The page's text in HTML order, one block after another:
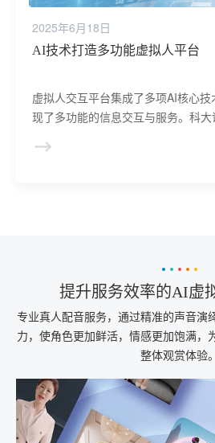
2025年6月18日
AI技术打造多功能虚拟人平台
虚拟人交互平台集成了多项AI核心技
现了多功能的信息交互与服务。科大
供业务咨询及服务导览，满足了新闻
提升服务效率的AI虚
专业真人配音服务，通过精准的声音演
力，使角色更加鲜活，情感更加饱满，
整体观赏体验。